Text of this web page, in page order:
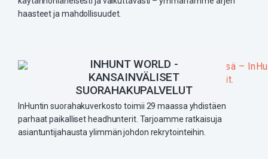
haasteet ja mahdollisuudet.
INHUNT WORLD -
KANSAINVÄLISET
SUORAHAKUPALVELUT
InHuntin suorahakuverkosto toimii 29 maassa yhdistäen
parhaat paikalliset headhunterit. Tarjoamme ratkaisuja
asiantuntijahausta ylimmän johdon rekrytointeihin.